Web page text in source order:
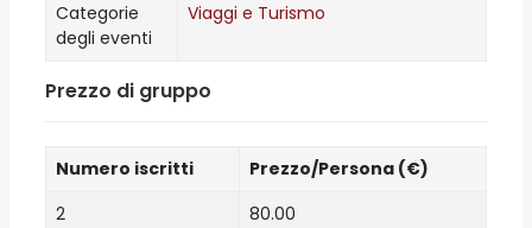
Categorie
degli eventi
Viaggi e Turismo
Prezzo di gruppo
Numero iscritti
Prezzo/Persona (€)
2
80.00